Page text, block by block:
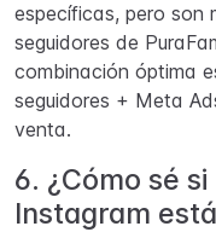
específicas, pero son
seguidores de
combinación óptima
seguidores + Meta
venta.
6. ¿Cómo sé
Instagram